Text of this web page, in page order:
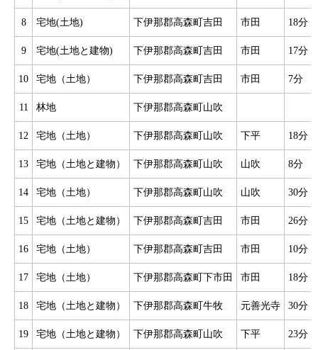
8 宅地(土地) 下伊那郡高森町吉田 市田 18分
9 宅地(土地と建物) 下伊那郡高森町吉田 市田 17分
10 宅地（土地） 下伊那郡高森町吉田 市田 7分
11 林地 下伊那郡高森町山吹
12 宅地（土地） 下伊那郡高森町山吹 下平 18分
13 宅地（土地と建物） 下伊那郡高森町山吹 山吹 8分
14 宅地（土地） 下伊那郡高森町山吹 山吹 30分
15 宅地（土地と建物） 下伊那郡高森町吉田 市田 26分
16 宅地（土地） 下伊那郡高森町吉田 市田 10分
17 宅地（土地） 下伊那郡高森町下市田 市田 18分
18 宅地（土地と建物） 下伊那郡高森町牛牧 元善光寺 30分
19 宅地（土地と建物） 下伊那郡高森町山吹 下平 23分